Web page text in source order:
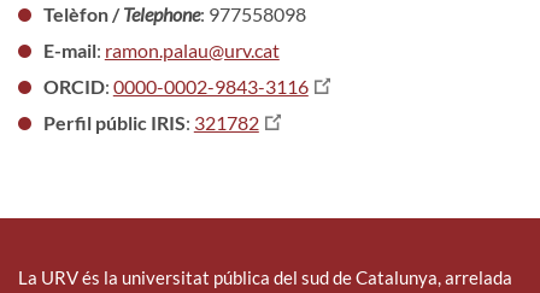
Telèfon /Telephone: 977558098
E-mail: ramon.palau@urv.cat
ORCID: 0000-0002-9843-3116
Perfil públic IRIS: 321782
La URV és la universitat pública del sud de Catalunya, arrelada